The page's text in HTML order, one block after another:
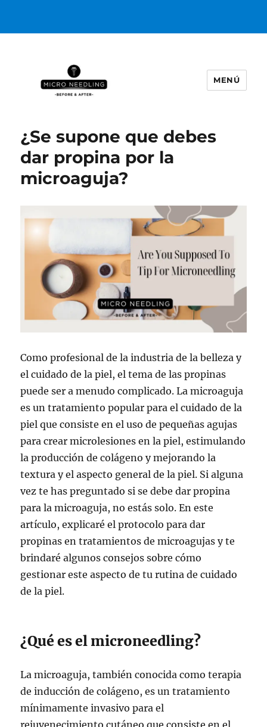
MENÚ
¿Se supone que debes
dar propina por la
microaguja?
Como profesional de la industria de la belleza y
el cuidado de la piel, el tema de las propinas
puede ser a menudo complicado. La microaguja
es un tratamiento popular para el cuidado de la
piel que consiste en el uso de pequeñas agujas
para crear microlesiones en la piel, estimulando
la producción de colágeno y mejorando la
textura y el aspecto general de la piel. Si alguna
vez te has preguntado si se debe dar propina
para la microaguja, no estás solo. En este
artículo, explicaré el protocolo para dar
propinas en tratamientos de microagujas y te
brindaré algunos consejos sobre cómo
gestionar este aspecto de tu rutina de cuidado
de la piel.
¿Qué es el microneedling?
La microaguja, también conocida como terapia
de inducción de colágeno, es un tratamiento
mínimamente invasivo para el